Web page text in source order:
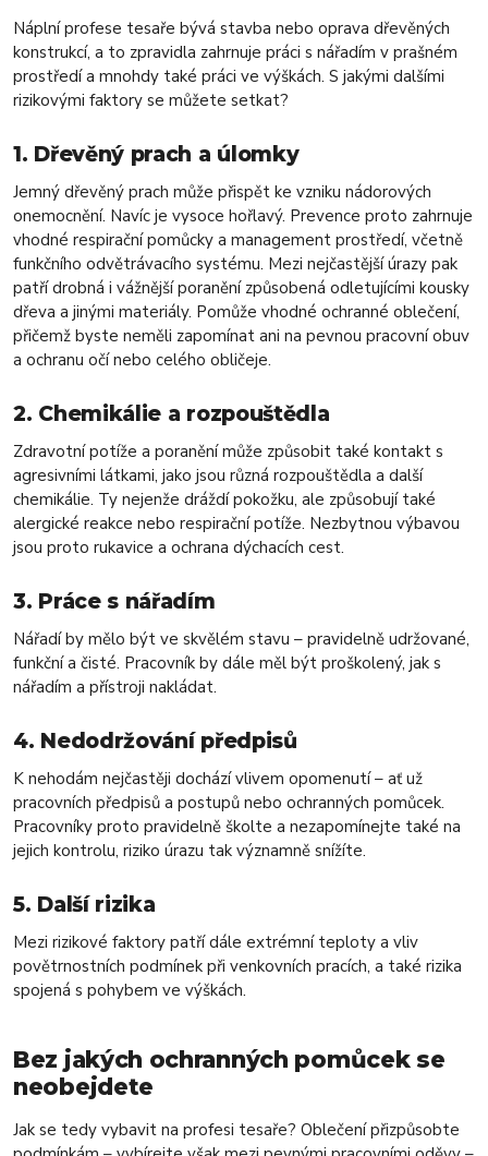
Náplní profese tesaře bývá stavba nebo oprava dřevěných
konstrukcí, a to zpravidla zahrnuje práci s nářadím v prašném
prostředí a mnohdy také práci ve výškách. S jakými dalšími
rizikovými faktory se můžete setkat?
1. Dřevěný prach a úlomky
Jemný dřevěný prach může přispět ke vzniku nádorových
onemocnění. Navíc je vysoce hořlavý. Prevence proto zahrnuje
vhodné respirační pomůcky a management prostředí, včetně
funkčního odvětrávacího systému. Mezi nejčastější úrazy pak
patří drobná i vážnější poranění způsobená odletujícími kousky
dřeva a jinými materiály. Pomůže vhodné ochranné oblečení,
přičemž byste neměli zapomínat ani na pevnou pracovní obuv
a ochranu očí nebo celého obličeje.
2. Chemikálie a rozpouštědla
Zdravotní potíže a poranění může způsobit také kontakt s
agresivními látkami, jako jsou různá rozpouštědla a další
chemikálie. Ty nejenže dráždí pokožku, ale způsobují také
alergické reakce nebo respirační potíže. Nezbytnou výbavou
jsou proto rukavice a ochrana dýchacích cest.
3. Práce s nářadím
Nářadí by mělo být ve skvělém stavu – pravidelně udržované,
funkční a čisté. Pracovník by dále měl být proškolený, jak s
nářadím a přístroji nakládat.
4. Nedodržování předpisů
K nehodám nejčastěji dochází vlivem opomenutí – ať už
pracovních předpisů a postupů nebo ochranných pomůcek.
Pracovníky proto pravidelně školte a nezapomínejte také na
jejich kontrolu, riziko úrazu tak významně snížíte.
5. Další rizika
Mezi rizikové faktory patří dále extrémní teploty a vliv
povětrnostních podmínek při venkovních pracích, a také rizika
spojená s pohybem ve výškách.
Bez jakých ochranných pomůcek se
neobejdete
Jak se tedy vybavit na profesi tesaře? Oblečení přizpůsobte